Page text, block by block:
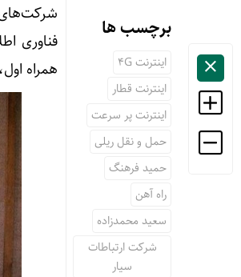
برچسب ها
اینترنت 4G
اینترنت قطار
اینترنت پر سرعت
حمل و نقل ریلی
حمید فرهنگ
راه آهن
سعید محمدزاده
شرکت ارتباطات
سیار
شرکت‌های
فناوری
همراه اول، امروز ۱۸